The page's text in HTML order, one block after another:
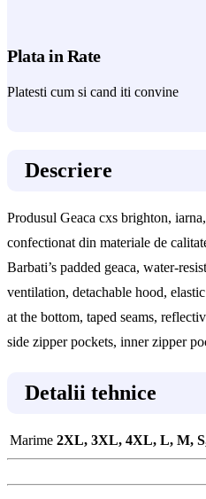
Plata in Rate
Platesti cum si cand iti convine
Descriere
Produsul Geaca cxs brighton,
confectionat din materiale de
Barbati’s padded geaca, water-
ventilation, detachable hood,
at the bottom, taped seams,
side zipper pockets, inner zipper
Detalii tehnice
Marime 2XL, 3XL, 4XL, L, M,